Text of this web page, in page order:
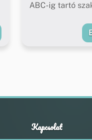
ABC-ig tartó
Kapcsolat